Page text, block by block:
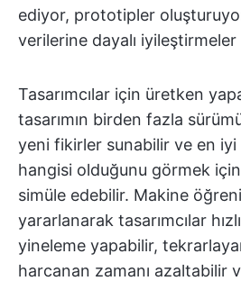
ediyor, prototipler oluşturuyor
verilerine dayalı
Tasarımcılar için üretken
tasarımın birden fazla
yeni fikirler sunabilir ve en
hangisi olduğunu görmek
simüle edebilir. Makine
yararlanarak tasarımcılar
yineleme yapabilir,
harcanan zamanı azaltabilir